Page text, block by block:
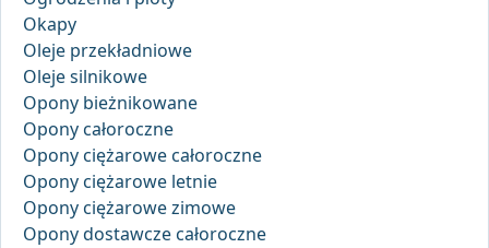
Okapy
Oleje przekładniowe
Oleje silnikowe
Opony bieżnikowane
Opony całoroczne
Opony ciężarowe całoroczne
Opony ciężarowe letnie
Opony ciężarowe zimowe
Opony dostawcze całoroczne